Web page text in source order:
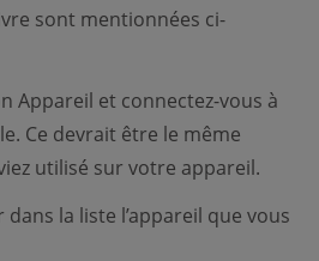
sont mentionnées ci-
Appareil et connectez-vous à
Ce devrait être le même
utilisé sur votre appareil.
la liste l’appareil que vous